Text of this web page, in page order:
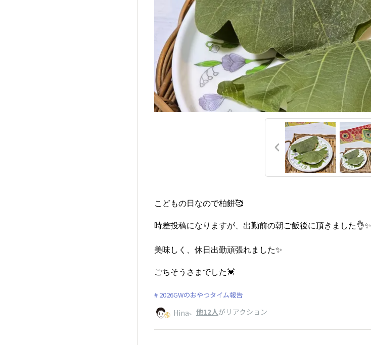
こどもの日なので柏餅🥰
時差投稿になりますが、出勤前の朝ご飯後に頂きました👌✨️
美味しく、休日出勤頑張れました✨️
ごちそうさまでした💓
2026GWのおやつタイム報告
Hina、 他12人がリアクション